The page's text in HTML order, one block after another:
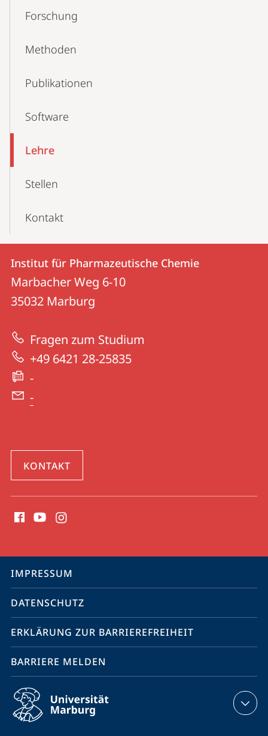
Forschung
Methoden
Publikationen
Software
Lehre
Stellen
Kontakt
Kontakt
und
Informationen
zur
Website
Kontaktinformationen
Institut
für
Pharmazeutische
Chemie
Institut für Pharmazeutische Chemie
Marbacher Weg 6-10
35032 Marburg
Fragen zum Studium
+49 6421 28-25835
-
-
KONTAKT
Media
Service-
Navigation
IMPRESSUM
DATENSCHUTZ
ERKLÄRUNG ZUR BARRIEREFREIHEIT
BARRIERE MELDEN